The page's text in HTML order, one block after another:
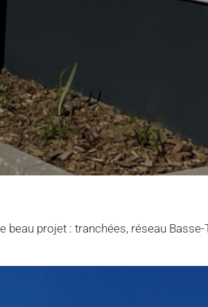
beau projet : tranchées, réseau